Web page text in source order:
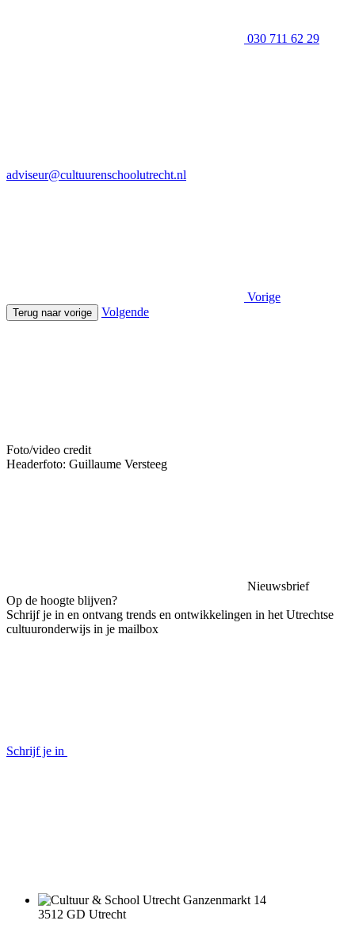
030 711 62 29
adviseur@cultuurenschoolutrecht.nl
Vorige
Terug naar vorige Volgende
Foto/video credit
Headerfoto: Guillaume Versteeg
Nieuwsbrief
Op de hoogte blijven?
Schrijf je in en ontvang trends en ontwikkelingen in het Utrechtse
cultuuronderwijs in je mailbox
Schrijf je in
Ganzenmarkt 14
3512 GD Utrecht